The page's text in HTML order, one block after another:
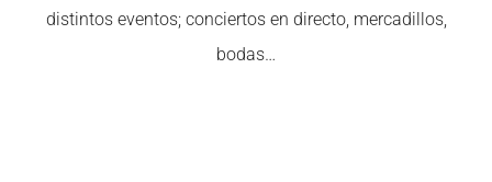
distintos eventos; conciertos en directo, mercadillos,
bodas…